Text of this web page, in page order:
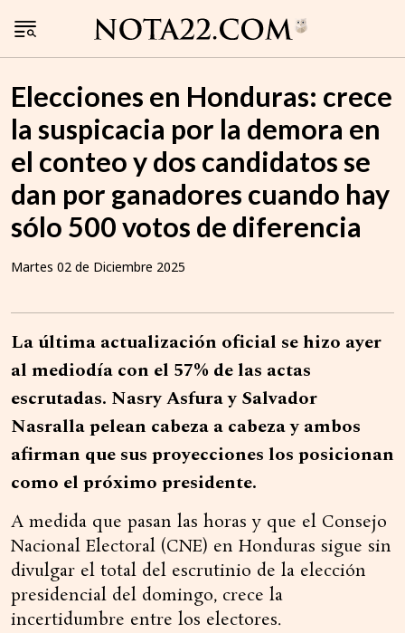
Elecciones en Honduras: crece
la suspicacia por la demora en
el conteo y dos candidatos se
dan por ganadores cuando hay
sólo 500 votos de diferencia
Martes 02 de Diciembre 2025
La última actualización oficial se hizo ayer
al mediodía con el 57% de las actas
escrutadas. Nasry Asfura y Salvador
Nasralla pelean cabeza a cabeza y ambos
afirman que sus proyecciones los posicionan
como el próximo presidente.
A medida que pasan las horas y que el Consejo
Nacional Electoral (CNE) en Honduras sigue sin
divulgar el total del escrutinio de la elección
presidencial del domingo, crece la
incertidumbre entre los electores.